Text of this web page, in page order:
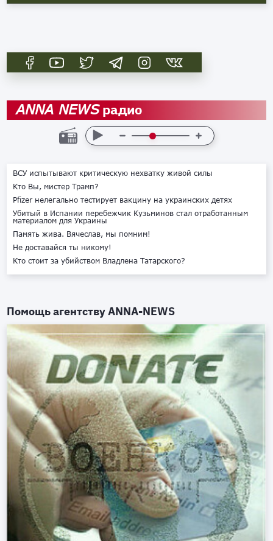
ANNA NEWSрадио
ВСУ испытывают критическую нехватку живой силы
Кто Вы, мистер Трамп?
Pfizer нелегально тестирует вакцину на украинских детях
Убитый в Испании перебежчик Кузьминов стал отработанным
материалом для Украины
Память жива. Вячеслав, мы помним!
Не доставайся ты никому!
Кто стоит за убийством Владлена Татарского?
Помощь агентствуANNA-NEWS